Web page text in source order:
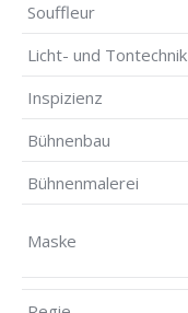
Souffleur
Licht- und Tontechnik
Inspizienz
Bühnenbau
Bühnenmalerei
Maske